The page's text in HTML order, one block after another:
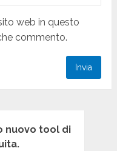
web in questo
commento.
nuovo tool di